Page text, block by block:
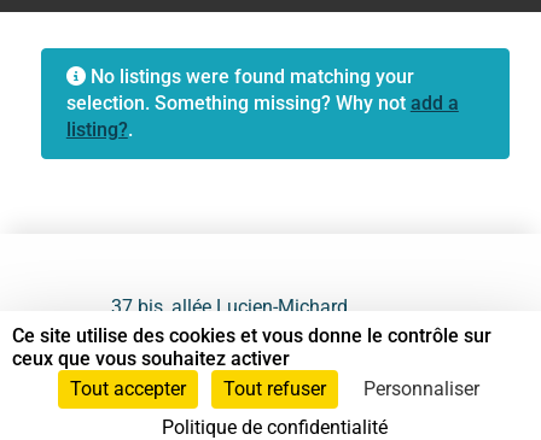
No listings were found matching your
selection. Something missing? Why not add a
listing?.
37 bis, allée Lucien-Michard
93190 Livry-Gargan
06 61 87 28 09
Ce site utilise des cookies et vous donne le contrôle sur
ceux que vous souhaitez activer
Tout accepter
Tout refuser
Personnaliser
Politique de confidentialité